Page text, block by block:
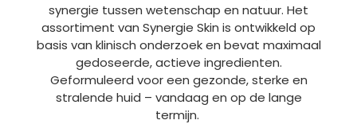
synergie tussen wetenschap en natuur. Het
assortiment van Synergie Skin is ontwikkeld op
basis van klinisch onderzoek en bevat maximaal
gedoseerde, actieve ingredienten.
Geformuleerd voor een gezonde, sterke en
stralende huid – vandaag en op de lange
termijn.